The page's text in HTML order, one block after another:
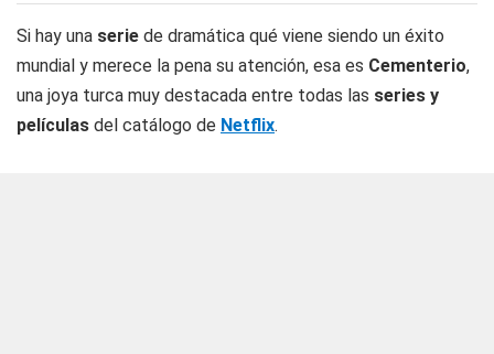
Si hay una serie de dramática qué viene siendo un éxito
mundial y merece la pena su atención, esa es Cementerio,
una joya turca muy destacada entre todas las series y
películas del catálogo de Netflix.